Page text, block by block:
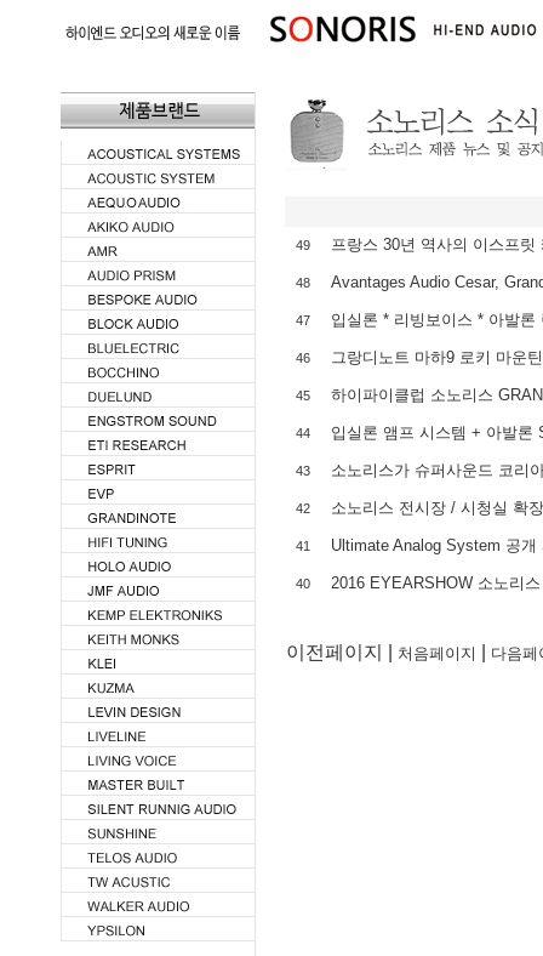
49 프랑스 30년 역사의 이스프릿
48 Avantages Audio Cesar,
47 입실론 * 리빙보이스 * 아발론
46 그랑디노트 마하9 로키 마운
45 하이파이클럽 소노리스
44 입실론 앰프 시스템 + 아발론
43 소노리스가 슈퍼사운드 코리
42 소노리스 전시장 / 시청실 확
41 Ultimate Analog System 공개
40 2016 EYEARSHOW 소노리
이전페이지 | 처음페이지 다음페